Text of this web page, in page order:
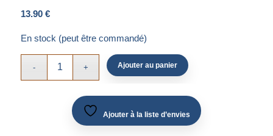
13.90 €
En stock (peut être commandé)
Ajouter au panier
Ajouter à la liste d’envies